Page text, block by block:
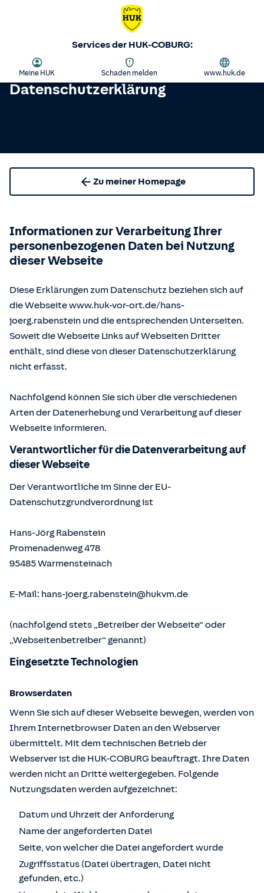
Services der HUK-COBURG:
Meine HUK Schaden melden www.huk.de
Datenschutzerklärung
Zu meiner Homepage
Informationen zur Verarbeitung Ihrer
personenbezogenen Daten bei Nutzung
dieser Webseite
Diese Erklärungen zum Datenschutz beziehen sich auf
die Webseite www.huk-vor-ort.de/hans-
joerg.rabenstein und die entsprechenden Unterseiten.
Soweit die Webseite Links auf Webseiten Dritter
enthält, sind diese von dieser Datenschutzerklärung
nicht erfasst.
Nachfolgend können Sie sich über die verschiedenen
Arten der Datenerhebung und Verarbeitung auf dieser
Webseite informieren.
Verantwortlicher für die Datenverarbeitung auf
dieser Webseite
Der Verantwortliche im Sinne der EU-
Datenschutzgrundverordnung ist
Hans-Jörg Rabenstein
Promenadenweg 478
95485Warmensteinach
E-Mail: hans-joerg.rabenstein@hukvm.de
(nachfolgend stets „Betreiber der Webseite“ oder
„Webseitenbetreiber“ genannt)
Eingesetzte Technologien
Browserdaten
Wenn Sie sich auf dieser Webseite bewegen, werden von
Ihrem Internetbrowser Daten an den Webserver
übermittelt. Mit dem technischen Betrieb der
Webserver ist die HUK-COBURG beauftragt. Ihre Daten
werden nicht an Dritte weitergegeben. Folgende
Nutzungsdaten werden aufgezeichnet:
Datum und Uhrzeit der Anforderung
Name der angeforderten Datei
Seite, von welcher die Datei angefordert wurde
Zugriffsstatus (Datei übertragen, Datei nicht
gefunden, etc.)